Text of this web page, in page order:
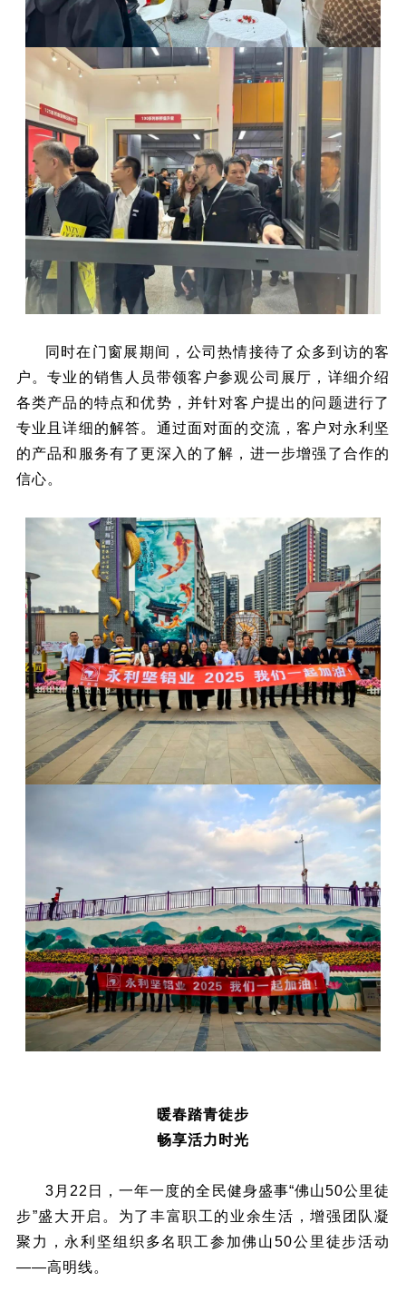
同时在门窗展期间，公司热情接待了众多到访的客
户。专业的销售人员带领客户参观公司展厅，详细介绍
各类产品的特点和优势，并针对客户提出的问题进行了
专业且详细的解答。通过面对面的交流，客户对永利坚
的产品和服务有了更深入的了解，进一步增强了合作的
信心。
暖春踏青徒步
畅享活力时光
3月22日，一年一度的全民健身盛事“佛山50公里徒
步”盛大开启。为了丰富职工的业余生活，增强团队凝
聚力，永利坚组织多名职工参加佛山50公里徒步活动
——高明线。